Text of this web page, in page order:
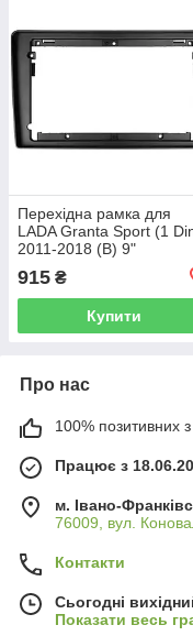
Перехідна рамка для
LADA Granta Sport (1
2011-2018 (B) 9"
915 ₴
Купити
Про нас
100% позитивних з
Працює з
м. Івано-
76009, вул.
Контакти
Сьогодні
Показати весь